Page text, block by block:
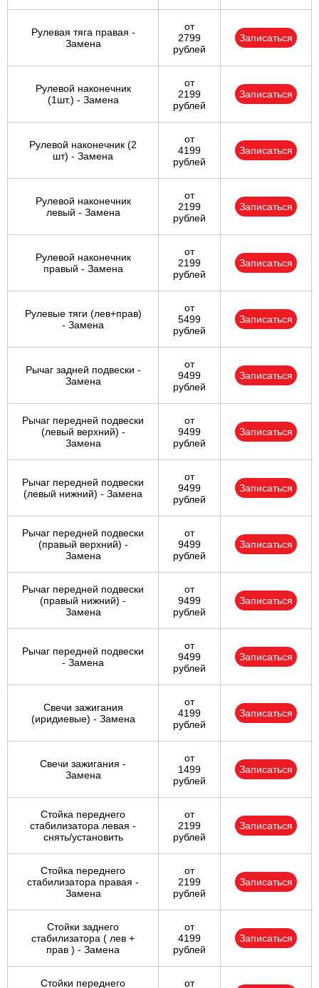
Рулевая тяга правая -
Замена
от
2799
рублей
Записаться
Рулевой наконечник
(1шт.) - Замена
от
2199
рублей
Записаться
Рулевой наконечник (2
шт) - Замена
от
4199
рублей
Записаться
Рулевой наконечник
левый - Замена
от
2199
рублей
Записаться
Рулевой наконечник
правый - Замена
от
2199
рублей
Записаться
Рулевые тяги (лев+прав)
- Замена
от
5499
рублей
Записаться
Рычаг задней подвески -
Замена
от
9499
рублей
Записаться
Рычаг передней подвески
(левый верхний) -
Замена
от
9499
рублей
Записаться
Рычаг передней подвески
(левый нижний) - Замена
от
9499
рублей
Записаться
Рычаг передней подвески
(правый верхний) -
Замена
от
9499
рублей
Записаться
Рычаг передней подвески
(правый нижний) -
Замена
от
9499
рублей
Записаться
Рычаг передней подвески
- Замена
от
9499
рублей
Записаться
Свечи зажигания
(иридиевые) - Замена
от
4199
рублей
Записаться
Свечи зажигания -
Замена
от
1499
рублей
Записаться
Стойка переднего
стабилизатора левая -
снять/установить
от
2199
рублей
Записаться
Стойка переднего
стабилизатора правая -
Замена
от
2199
рублей
Записаться
Стойки заднего
стабилизатора ( лев +
прав ) - Замена
от
4199
рублей
Записаться
Стойки переднего
от